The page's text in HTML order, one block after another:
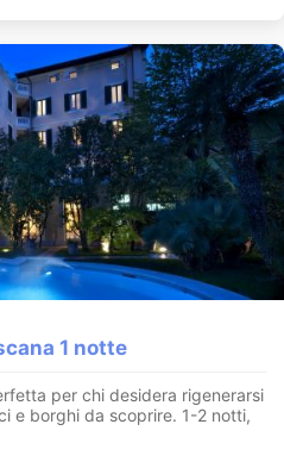
1 notte
per chi desidera rigenerarsi
e borghi da scoprire. 1-2 notti,